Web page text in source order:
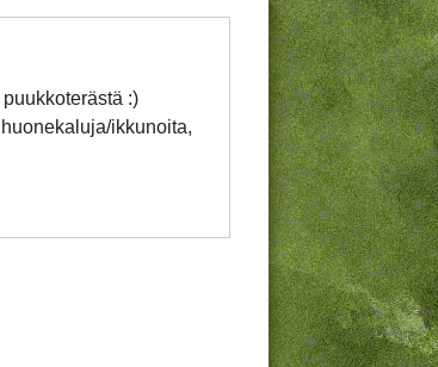
:)
ikkunoita,